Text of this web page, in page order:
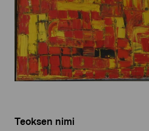
Teoksen nimi